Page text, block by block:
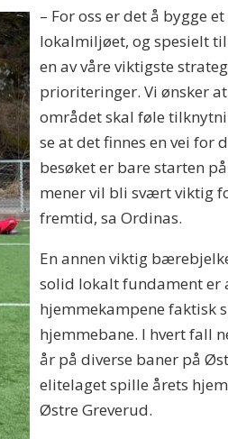
– For oss er det å bygge
lokalmiljøet, og spesielt
en av våre viktigste
prioriteringer. Vi ønsker
området skal føle
se at det finnes en vei for
besøket er bare starten
mener vil bli svært viktig
fremtid, sa Ordinas.
En annen viktig
solid lokalt fundament er
hjemmekampene faktisk
hjemmebane. I hvert fall
år på diverse baner på
elitelaget spille årets
Østre Greverud.